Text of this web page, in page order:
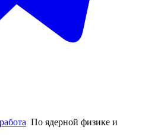
По ядерной физике и